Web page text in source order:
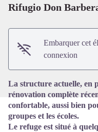
Rifugio Don
Embarquer cet
connexion
La structure actuelle, en
rénovation complète
confortable, aussi bien
groupes et les écoles.
Le refuge est situé à